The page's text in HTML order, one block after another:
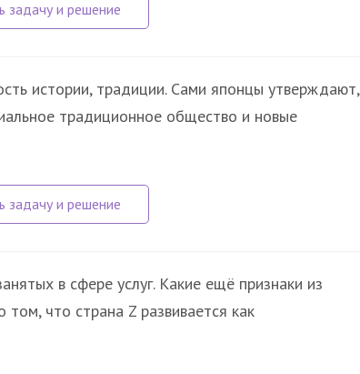
истории, традиции. Сами японцы утверждают,
традиционное общество и новые
в сфере услуг. Какие ещё признаки из
что страна Z развивается как